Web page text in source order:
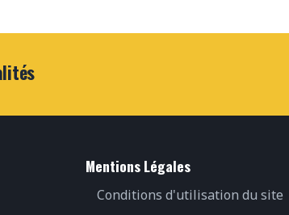
Mentions Légales
Conditions d'utilisation du site